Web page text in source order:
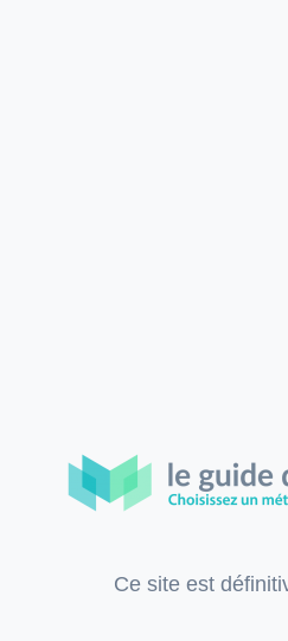
Ce site est